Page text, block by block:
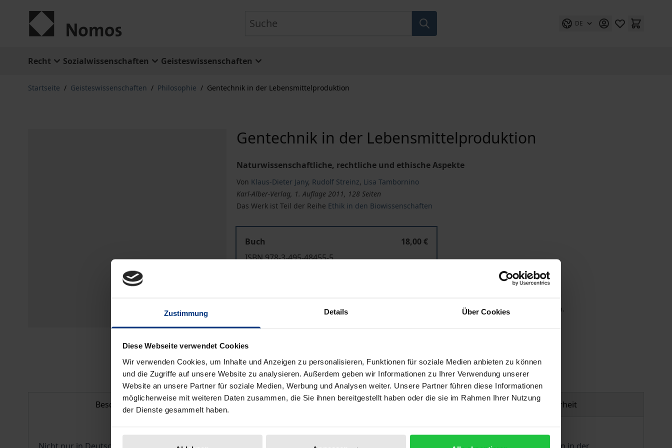
Zustimmung Details Über Cookies
Diese Webseite verwendet Cookies
Wir verwenden Cookies, um Inhalte und Anzeigen zu personalisieren, Funktionen für soziale Medien anbieten zu können
und die Zugriffe auf unsere Website zu analysieren. Außerdem geben wir Informationen zu Ihrer Verwendung unserer
Website an unsere Partner für soziale Medien, Werbung und Analysen weiter. Unsere Partner führen diese Informationen
möglicherweise mit weiteren Daten zusammen, die Sie ihnen bereitgestellt haben oder die sie im Rahmen Ihrer Nutzung
der Dienste gesammelt haben.
DE
Recht Sozialwissenschaften Geisteswissenschaften
Startseite / Geisteswissenschaften / Philosophie / Gentechnik in der Lebensmittelproduktion
Gentechnik in der Lebensmittelproduktion
Naturwissenschaftliche, rechtliche und ethische Aspekte
Von Klaus-Dieter Jany, Rudolf Streinz, Lisa Tambornino
Karl-Alber-Verlag, 1. Auflage 2011, 128 Seiten
Das Werk ist Teil der Reihe Ethik in den Biowissenschaften
Buch
18,00 €
ISBN 978-3-495-48455-5
Preisangaben inkl. MwSt. Abhängig von der Lieferadresse kann die MwSt. an der Kasse variieren.
Beschreibung Bibliografische Angaben Produktsicherheit